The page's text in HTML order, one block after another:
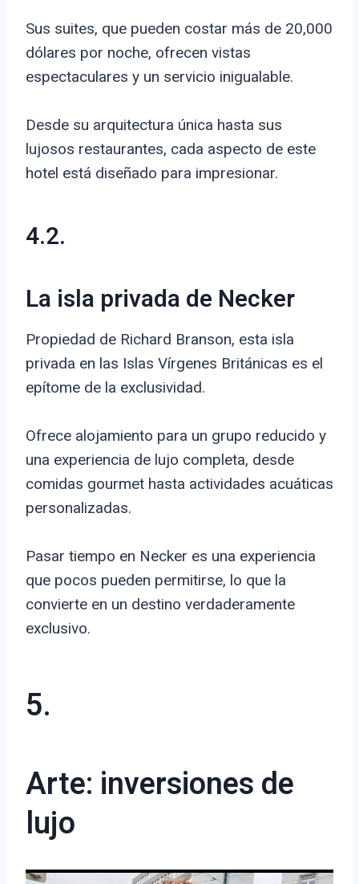
Sus suites, que pueden costar más de 20,000
dólares por noche, ofrecen vistas
espectaculares y un servicio inigualable.
Desde su arquitectura única hasta sus
lujosos restaurantes, cada aspecto de este
hotel está diseñado para impresionar.
4.2.
La isla privada de Necker
Propiedad de Richard Branson, esta isla
privada en las Islas Vírgenes Británicas es el
epítome de la exclusividad.
Ofrece alojamiento para un grupo reducido y
una experiencia de lujo completa, desde
comidas gourmet hasta actividades acuáticas
personalizadas.
Pasar tiempo en Necker es una experiencia
que pocos pueden permitirse, lo que la
convierte en un destino verdaderamente
exclusivo.
5.
Arte: inversiones de
lujo